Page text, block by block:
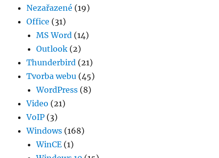
Nezařazené (19)
Office (31)
MS Word (14)
Outlook (2)
Thunderbird (21)
Tvorba webu (45)
WordPress (8)
Video (21)
VoIP (3)
Windows (168)
WinCE (1)